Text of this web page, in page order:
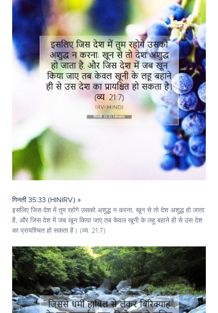
गिनती 35:33 (HINIRV) »
इसलिए जिस देश में तुम रहोगे उसको अशुद्ध न करना; खून से तो देश अशुद्ध हो जाता
है, और जिस देश में जब खून किया जाए तब केवल खूनी के लहू बहाने ही से उस देश
का प्रायश्चित हो सकता है। (व्य. 21:7)